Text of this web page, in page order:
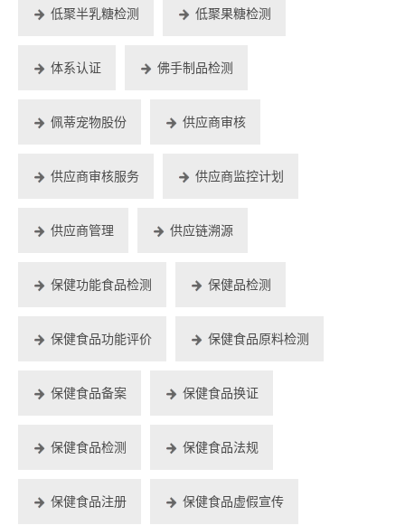
低聚半乳糖检测 低聚果糖检测
体系认证 佛手制品检测
佩蒂宠物股份 供应商审核
供应商审核服务 供应商监控计划
供应商管理 供应链溯源
保健功能食品检测 保健品检测
保健食品功能评价 保健食品原料检测
保健食品备案 保健食品换证
保健食品检测 保健食品法规
保健食品注册 保健食品虚假宣传